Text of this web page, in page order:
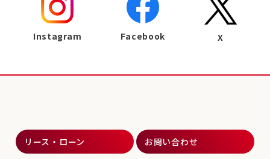
Instagram Facebook X
リース・ローン お問い合わせ